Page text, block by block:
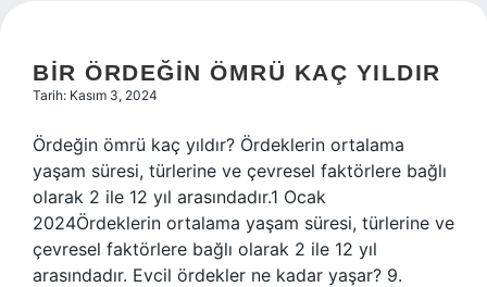
BIR ÖRDEĞIN ÖMRÜ KAÇ YILDIR
Tarih: Kasım 3, 2024
Ördeğin ömrü kaç yıldır? Ördeklerin ortalama
yaşam süresi, türlerine ve çevresel faktörlere bağlı
olarak 2 ile 12 yıl arasındadır.1 Ocak
2024Ördeklerin ortalama yaşam süresi, türlerine ve
çevresel faktörlere bağlı olarak 2 ile 12 yıl
arasındadır. Evcil ördekler ne kadar yaşar? 9.